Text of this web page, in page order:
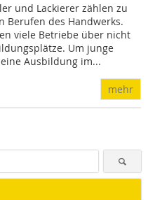
und Lackierer zählen zu
Berufen des Handwerks.
viele Betriebe über nicht
Um junge
Ausbildung im...
mehr